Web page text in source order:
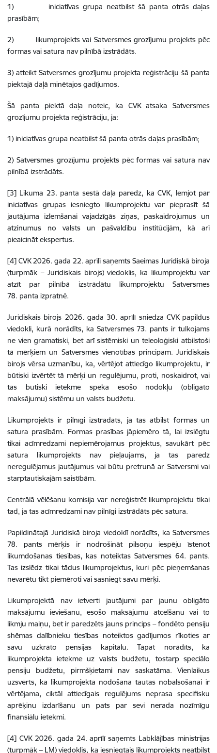
1) iniciatīvas grupa neatbilst šā panta otrās daļas
prasībām;
2) likumprojekts vai Satversmes grozījumu projekts pēc
formas vai satura nav pilnībā izstrādāts.
3) atteikt Satversmes grozījumu projekta reģistrāciju šā panta
piektajā daļā minētajos gadījumos.
Šā panta piektā daļa noteic, ka CVK atsaka Satversmes
grozījumu projekta reģistrāciju, ja:
1) iniciatīvas grupa neatbilst šā panta otrās daļas prasībām;
2) Satversmes grozījumu projekts pēc formas vai satura nav
pilnībā izstrādāts.
[3] Likuma 23. panta sestā daļa paredz, ka CVK, lemjot par
iniciatīvas grupas iesniegto likumprojektu var pieprasīt šā
jautājuma izlemšanai vajadzīgās ziņas, paskaidrojumus un
atzinumus no valsts un pašvaldību institūcijām, kā arī
pieaicināt ekspertus.
[4] CVK 2026. gada 22. aprīlī saņemts Saeimas Juridiskā biroja
(turpmāk – Juridiskais birojs) viedoklis, ka likumprojektu var
atzīt par pilnībā izstrādātu likumprojektu Satversmes
78. panta izpratnē.
Juridiskais birojs 2026. gada 30. aprīlī sniedza CVK papildus
viedokli, kurā norādīts, ka Satversmes 73. pants ir tulkojams
ne vien gramatiski, bet arī sistēmiski un teleoloģiski atbilstoši
tā mērķiem un Satversmes vienotības principam. Juridiskais
birojs vērsa uzmanību, ka, vērtējot attiecīgo likumprojektu, ir
būtiski izvērtēt tā mērķi un regulējumu, proti, noskaidrot, vai
tas būtiski ietekmē spēkā esošo nodokļu (obligāto
maksājumu) sistēmu un valsts budžetu.
Likumprojekts ir pilnīgi izstrādāts, ja tas atbilst formas un
satura prasībām. Formas prasības jāpiemēro tā, lai izslēgtu
tikai acīmredzami nepiemērojamus projektus, savukārt pēc
satura likumprojekts nav pieļaujams, ja tas paredz
neregulējamus jautājumus vai būtu pretrunā ar Satversmi vai
starptautiskajām saistībām.
Centrālā vēlēšanu komisija var nereģistrēt likumprojektu tikai
tad, ja tas acīmredzami nav pilnīgi izstrādāts pēc satura.
Papildinātajā Juridiskā biroja viedoklī norādīts, ka Satversmes
78. pants mērķis ir nodrošināt pilsoņu iespēju īstenot
likumdošanas tiesības, kas noteiktas Satversmes 64. pants.
Tas izslēdz tikai tādus likumprojektus, kuri pēc pieņemšanas
nevarētu tikt piemēroti vai sasniegt savu mērķi.
Likumprojektā nav ietverti jautājumi par jaunu obligāto
maksājumu ieviešanu, esošo maksājumu atcelšanu vai to
likmju maiņu, bet ir paredzēts jauns princips – fondēto pensiju
shēmas dalībnieku tiesības noteiktos gadījumos rīkoties ar
savu uzkrāto pensijas kapitālu. Tāpat norādīts, ka
likumprojekta ietekme uz valsts budžetu, tostarp speciālo
pensiju budžetu, pirmšķietami nav saskatāma. Vienlaikus
uzsvērts, ka likumprojekta nodošana tautas nobalsošanai ir
vērtējama, ciktāl attiecīgais regulējums neprasa specifisku
aprēķinu izdarīšanu un pats par sevi nerada nozīmīgu
finansiālu ietekmi.
[4] CVK 2026. gada 24. aprīlī saņemts Labklājības ministrijas
(turpmāk – LM) viedoklis, ka iesniegtais likumprojekts neatbilst